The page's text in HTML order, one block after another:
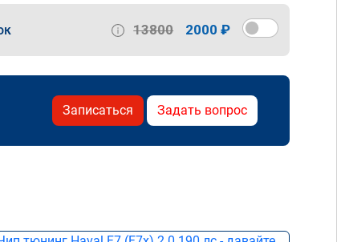
13800 2000 ₽
Записаться Задать вопрос